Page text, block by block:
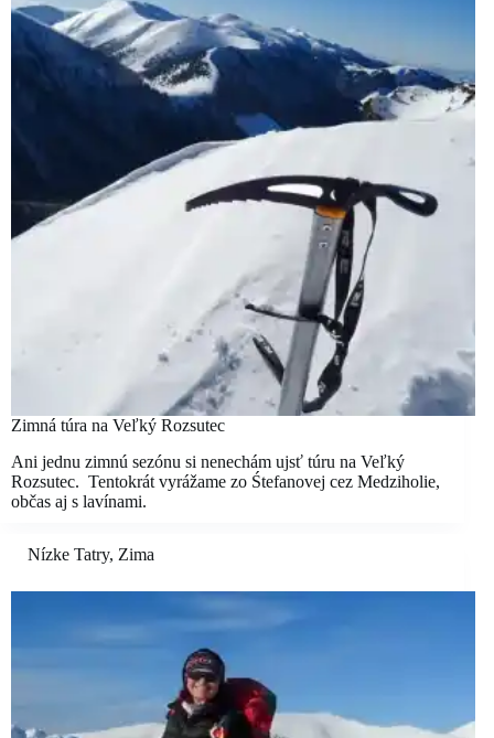
Zimná túra na Veľký Rozsutec
Ani jednu zimnú sezónu si nenechám ujsť túru na Veľký
Rozsutec. Tentokrát vyrážame zo Śtefanovej cez Medziholie,
občas aj s lavínami.
Nízke Tatry, Zima